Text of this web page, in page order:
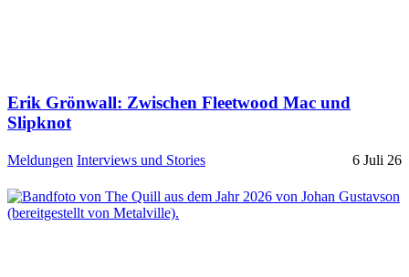
Erik Grönwall: Zwischen Fleetwood Mac und
Slipknot
Meldungen Interviews und Stories 6 Juli 26